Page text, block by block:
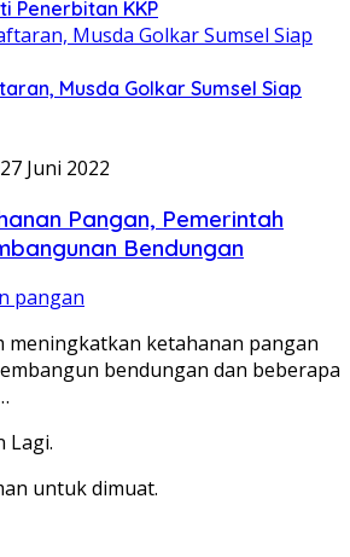
Penerbitan KKP
Musda Golkar Sumsel Siap
Juni 2022
Pangan, Pemerintah
Bendungan
pangan
meningkatkan ketahanan pangan
bendungan dan beberapa
Lagi.
untuk dimuat.